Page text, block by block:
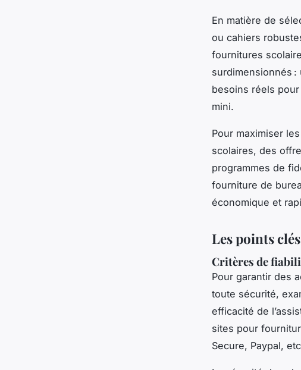
En matière de
ou cahiers
fournitures
surdimensionnés
besoins réels
mini.
Pour maximiser
scolaires, des
programmes de
fourniture de
économique et
Les points
Critères de
Pour garantir des
toute sécurité,
efficacité de
sites pour
Secure, Paypal,